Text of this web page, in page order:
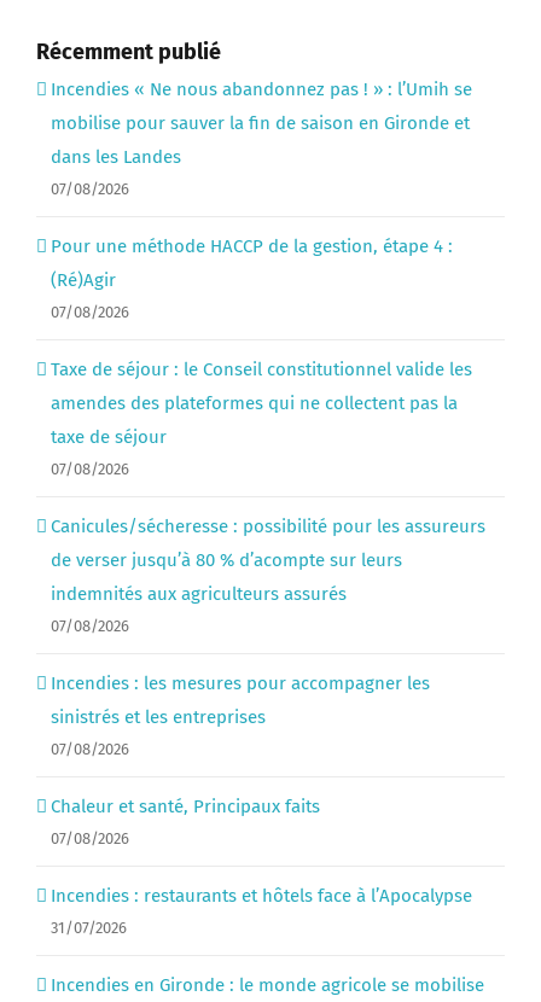
Récemment publié
Incendies « Ne nous abandonnez pas ! » : l’Umih se
mobilise pour sauver la fin de saison en Gironde et
dans les Landes
07/08/2026
Pour une méthode HACCP de la gestion, étape 4 :
(Ré)Agir
07/08/2026
Taxe de séjour : le Conseil constitutionnel valide les
amendes des plateformes qui ne collectent pas la
taxe de séjour
07/08/2026
Canicules/sécheresse : possibilité pour les assureurs
de verser jusqu’à 80 % d’acompte sur leurs
indemnités aux agriculteurs assurés
07/08/2026
Incendies : les mesures pour accompagner les
sinistrés et les entreprises
07/08/2026
Chaleur et santé, Principaux faits
07/08/2026
Incendies : restaurants et hôtels face à l’Apocalypse
31/07/2026
Incendies en Gironde : le monde agricole se mobilise